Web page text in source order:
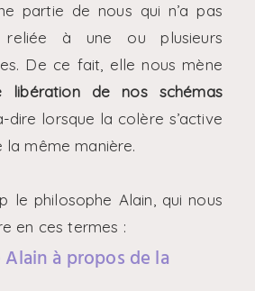
partie de nous qui n’a pas
reliée à une ou plusieurs
De ce fait, elle nous mène
de nos schémas
dire lorsque la colère s’active
la même manière.
le philosophe Alain, qui nous
en ces termes :
à propos de la